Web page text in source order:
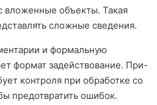
вложенные объекты. Такая
сложные сведения.
и формальную
формат задействование. При-
контроля при обработке со
предотвратить ошибок.